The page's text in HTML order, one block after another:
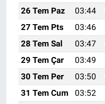
26 Tem Paz
03:44
27 Tem Pts
03:46
28 Tem Sal
03:47
29 Tem Çar
03:49
30 Tem Per
03:50
31 Tem Cum
03:52